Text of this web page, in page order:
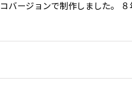
ージョンで制作しました。